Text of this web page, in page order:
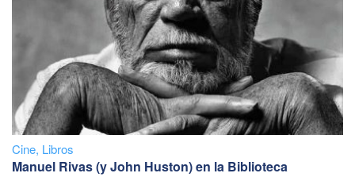
Cine, Libros
Manuel Rivas (y John Huston) en la Biblioteca